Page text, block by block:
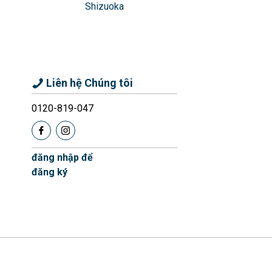
Shizuoka
Liên hệ Chúng tôi
0120-819-047
đăng nhập để
đăng ký